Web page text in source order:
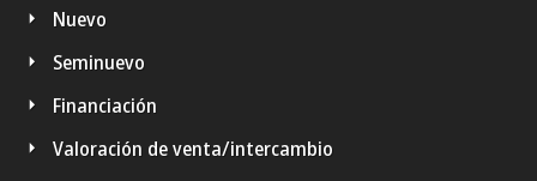
Nuevo
Seminuevo
Financiación
Valoración de venta/intercambio